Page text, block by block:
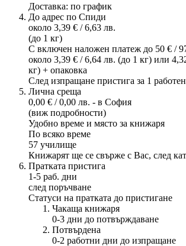
Доставка: по график
До адрес по Спиди
около 3,39 € / 6,63 лв.
(до 1 кг)
С включен наложен платеж до 50 € /
около 3,39 € / 6,64 лв. (до 1 кг) или
кг) + опаковка
След изпращане пристига за 1
Лична среща
0,00 € / 0,00 лв. - в София
(виж подробности)
Удобно време и място за книжаря
По всяко време
57 училище
Книжарят ще се свърже с Вас, след
Пратката пристига
1-5 раб. дни
след поръчване
Статуси на пратката до пристигане
Чакаща книжаря
0-3 дни до потвърждаване
Потвърдена
0-2 работни дни до изпращане